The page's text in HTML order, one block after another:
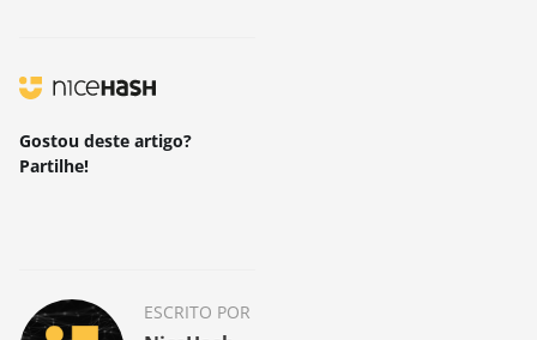
Gostou deste artigo?
Partilhe!
ESCRITO POR